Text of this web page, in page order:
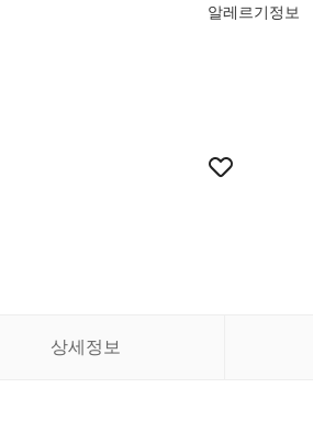
알레르기정보
상세정보